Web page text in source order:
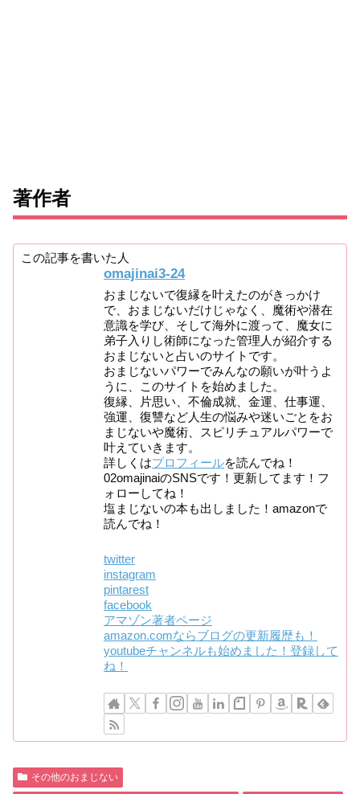
著作者
この記事を書いた人
omajinai3-24
おまじないで復縁を叶えたのがきっかけ
で、おまじないだけじゃなく、魔術や潜在
意識を学び、そして海外に渡って、魔女に
弟子入りし術師になった管理人が紹介する
おまじないと占いのサイトです。
おまじないパワーでみんなの願いが叶うよ
うに、このサイトを始めました。
復縁、片思い、不倫成就、金運、仕事運、
強運、復讐など人生の悩みや迷いごとをお
まじないや魔術、スピリチュアルパワーで
叶えていきます。
詳しくはプロフィールを読んでね！
02omajinaiのSNSです！更新してます！フ
ォローしてね！
塩まじないの本も出しました！amazonで
読んでね！
twitter
instagram
pintarest
facebook
アマゾン著者ページ
amazon.comならブログの更新履歴も！
youtubeチャンネルも始めました！登録して
ね！
その他のおまじない